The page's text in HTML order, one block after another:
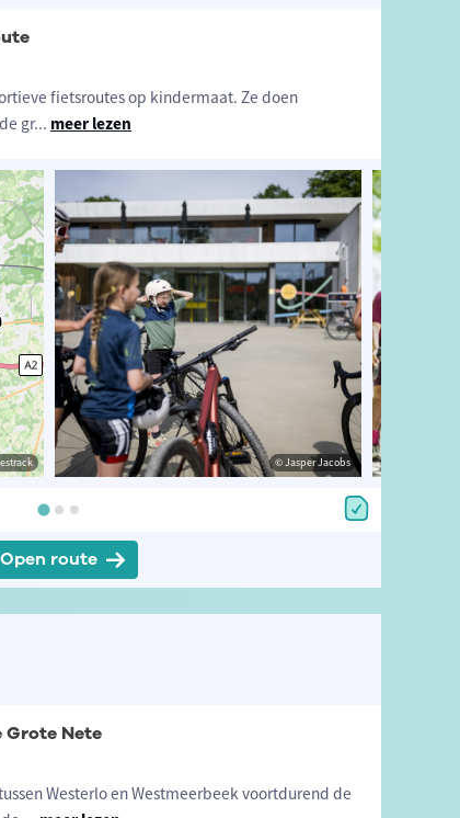
© ©LanderLoeckx
fietsroutes op kindermaat. Ze doen
gr... meer lezen
© Jasper Jacobs
Open route
Grote Nete
Westerlo en Westmeerbeek voortdurend de